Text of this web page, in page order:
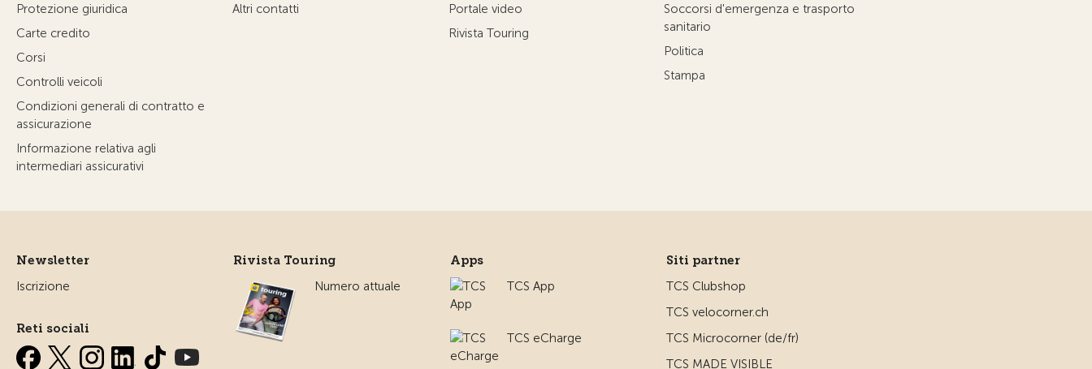
Protezione giuridica
Carte credito
Corsi
Controlli veicoli
Condizioni generali di contratto e
assicurazione
Informazione relativa agli
intermediari assicurativi
Altri contatti
Portale video
Rivista Touring
Soccorsi d'emergenza e trasporto
sanitario
Politica
Stampa
Newsletter
Iscrizione
Reti sociali
Rivista Touring
Numero attuale
Apps
TCS App
TCS eCharge
Siti partner
TCS Clubshop
TCS velocorner.ch
TCS Microcorner (de/fr)
TCS MADE VISIBLE